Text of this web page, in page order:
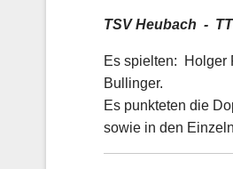
TSV Heubach -
Es spielten: Holger
Bullinger.
Es punkteten die
sowie in den